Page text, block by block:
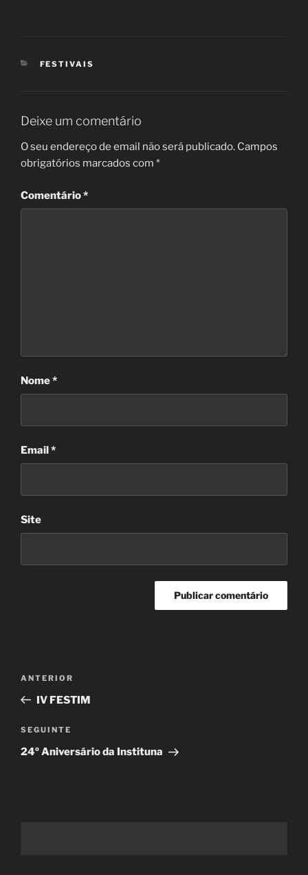
CATEGORIAS
FESTIVAIS
Deixe um comentário
O seu endereço de email não será publicado. Campos
obrigatórios marcados com *
Comentário*
Nome*
Email*
Site
artigos
Conteúdo
anterior
ANTERIOR
IV FESTIM
Conteúdo
seguinte
SEGUINTE
24º Aniversário da Instituna